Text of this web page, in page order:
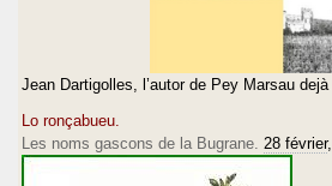
Jean Dartigolles, l’autor de Pey Marsau
Lo ronçabueu.
Les noms gascons de la Bugrane. 28 février